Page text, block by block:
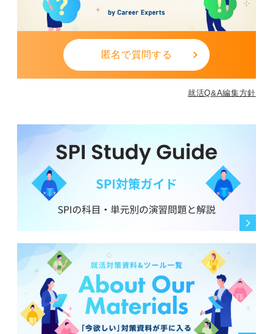
転職といった選択肢も現実的に持っておくことです。無
理に耐え続けるのではなく、精神的な負荷を最小限に押
1
匿名で質問する
就活Q&A編集方針